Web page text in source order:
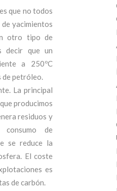
que no todos
yacimientos
otro tipo de
decir que un
a 250ºC
de petróleo.
La principal
producimos
residuos y
consumo de
se reduce la
El coste
es
de carbón.